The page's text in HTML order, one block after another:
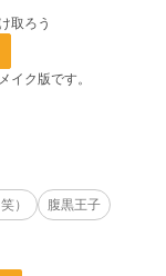
取ろう
イク版です。
すが、巻き戻す前と違う
）
腹黒王子